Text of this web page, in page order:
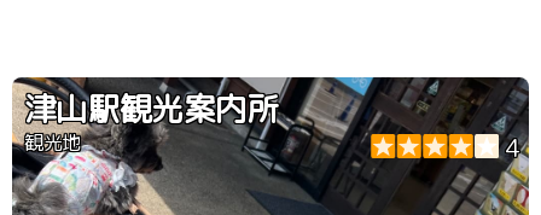
津山駅観光案内所
観光地 4